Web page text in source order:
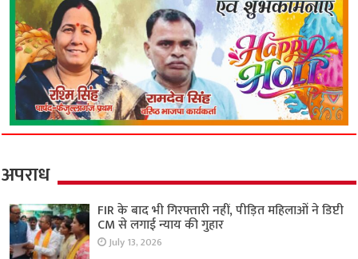
अपराध
FIR के बाद भी गिरफ्तारी नहीं, पीड़ित महिलाओं ने डिप्टी
CM से लगाई न्याय की गुहार
July 13, 2026